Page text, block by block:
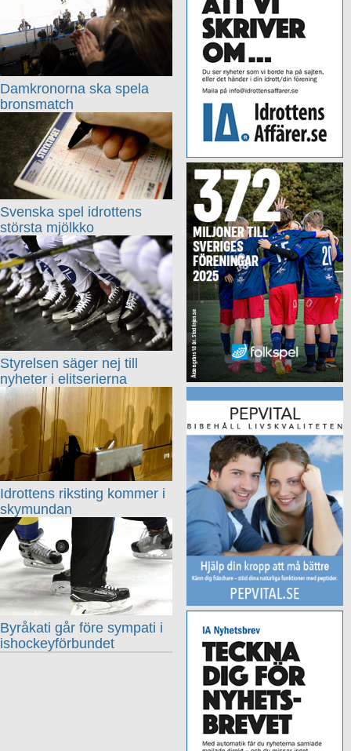
Damkronorna ska spela
bronsmatch
Svenska spel idrottens
största mjölkko
Styrelsen säger nej till
nyheter i elitserierna
Idrottens riksting kommer i
skymundan
Byråkati går före sympati i
ishockeyförbundet